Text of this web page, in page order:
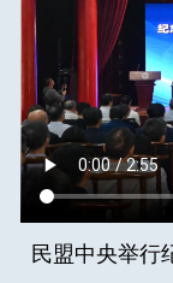
民盟中央举行